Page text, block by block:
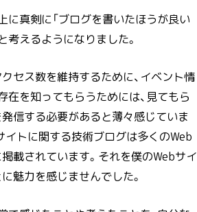
に真剣に「ブログを書いたほうが良い
考えるようになりました。
セス数を維持するために、イベント情
在を知ってもらうためには、見てもら
信する必要があると薄々感じていま
イトに関する技術ブログは多くのWeb
載されています。それを僕のWebサイ
魅力を感じませんでした。